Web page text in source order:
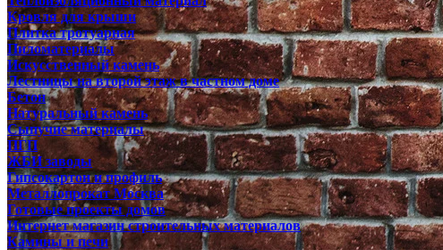
Кровля для крыши
Плитка тротуарная
Пиломатериалы
Искусственный камень
Лестницы на второй этаж в частном доме
Бетон
Натуральный камень
Сыпучие материалы
ПГП
ЖБИ заводы
Гипсокартон и профиль
Металлопрокат Москва
Готовые проекты домов
Интернет магазин строительных материалов
Камины и печи